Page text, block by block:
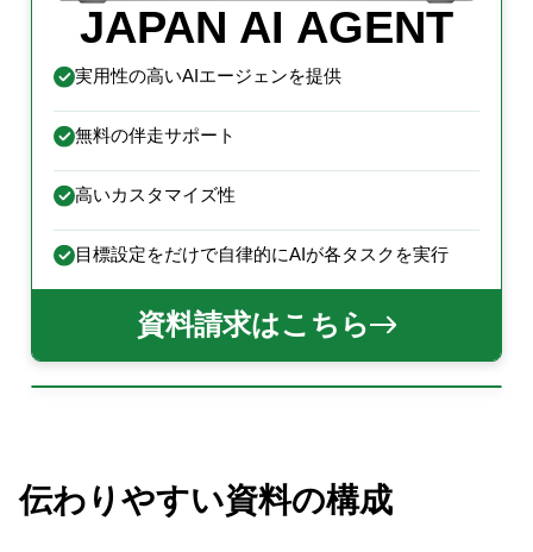
JAPAN AI AGENT
実用性の高いAIエージェンを提供
無料の伴走サポート
高いカスタマイズ性
目標設定をだけで自律的にAIが各タスクを実行
資料請求はこちら
伝わりやすい資料の構成